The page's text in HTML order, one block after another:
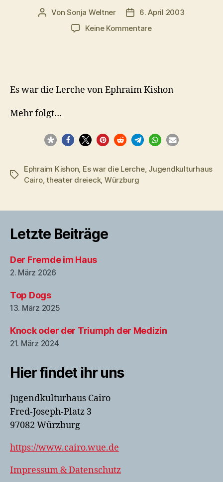
Beitragsautor
VonSonja Weltner Veröffentlichungsdatum
6. April 2003
Keine Kommentarezu
Ephraim
Es war die Lerche von Ephraim Kishon
Mehr folgt…
Schlagwörter
Ephraim Kishon Es war die Lerche, Jugendkulturhaus
Cairo,theater dreieck, Würzburg
Letzte Beiträge
Der Fremde im Haus
2. März 2026
Top Dogs
13. März 2025
Knock oder der Triumph der Medizin
21. März 2024
Hier findet ihr uns
Jugendkulturhaus Cairo
Fred-Joseph-Platz 3
97082 Würzburg
https://www.cairo.wue.de
Impressum & Datenschutz